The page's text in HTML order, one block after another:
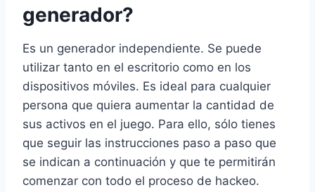
generador?
Es un generador independiente. Se puede
utilizar tanto en el escritorio como en los
dispositivos móviles. Es ideal para cualquier
persona que quiera aumentar la cantidad de
sus activos en el juego. Para ello, sólo tienes
que seguir las instrucciones paso a paso que
se indican a continuación y que te permitirán
comenzar con todo el proceso de hackeo.